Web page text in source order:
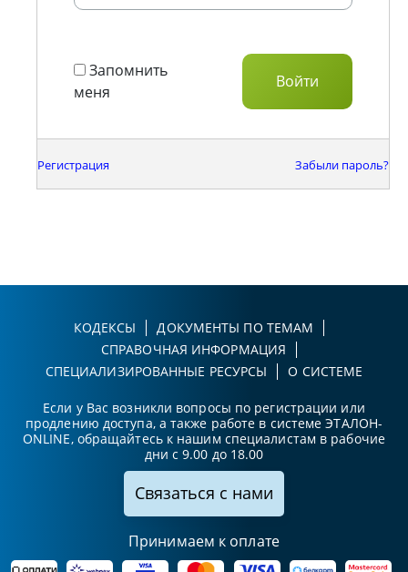
Запомнить
меня
Регистрация Забыли пароль?
КОДЕКСЫ
ДОКУМЕНТЫ ПО ТЕМАМ
СПРАВОЧНАЯ ИНФОРМАЦИЯ
СПЕЦИАЛИЗИРОВАННЫЕ РЕСУРСЫ
О СИСТЕМЕ
Если у Вас возникли вопросы по регистрации или
продлению доступа, а также работе в системе ЭТАЛОН-
ONLINE, обращайтесь к нашим специалистам в рабочие
дни с 9.00 до 18.00
Связаться с нами
Принимаем к оплате